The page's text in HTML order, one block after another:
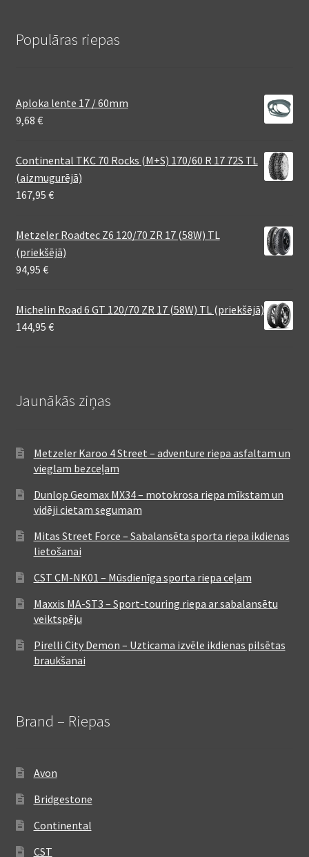
Populāras riepas
Aploka lente 17 / 60mm
9,68 €
Continental TKC 70 Rocks (M+S) 170/60 R 17 72S TL
(aizmugurējā)
167,95 €
Metzeler Roadtec Z6 120/70 ZR 17 (58W) TL
(priekšējā)
94,95 €
Michelin Road 6 GT 120/70 ZR 17 (58W) TL (priekšējā)
144,95 €
Jaunākās ziņas
Metzeler Karoo 4 Street – adventure riepa asfaltam un
vieglam bezceļam
Dunlop Geomax MX34 – motokrosa riepa mīkstam un
vidēji cietam segumam
Mitas Street Force – Sabalansēta sporta riepa ikdienas
lietošanai
CST CM-NK01 – Mūsdienīga sporta riepa ceļam
Maxxis MA-ST3 – Sport-touring riepa ar sabalansētu
veiktspēju
Pirelli City Demon – Uzticama izvēle ikdienas pilsētas
braukšanai
Brand – Riepas
Avon
Bridgestone
Continental
CST